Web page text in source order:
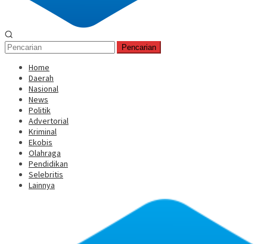
Pencarian
Home
Daerah
Nasional
News
Politik
Advertorial
Kriminal
Ekobis
Olahraga
Pendidikan
Selebritis
Lainnya